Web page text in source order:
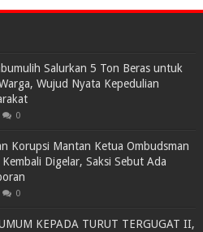
Salurkan 5 Ton Beras untuk
Wujud Nyata Kepedulian
0
Korupsi Mantan Ketua Ombudsman
Digelar, Saksi Sebut Ada
0
KEPADA TURUT TERGUGAT II,